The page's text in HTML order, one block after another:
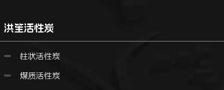
洪笙活性炭
柱状活性炭
煤质活性炭